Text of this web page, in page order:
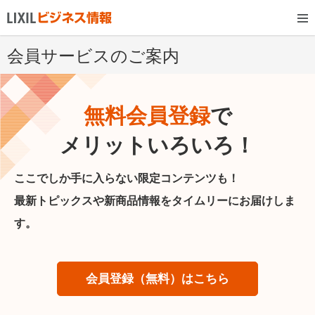
会員サービスのご案内
無料会員登録で
メリットいろいろ！
ここでしか手に入らない限定コンテンツも！
最新トピックスや新商品情報をタイムリーにお届けしま
す。
会員登録（無料）はこちら